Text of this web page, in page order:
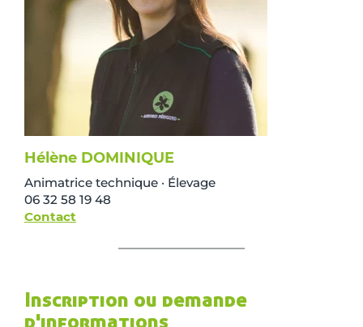
Hélène DOMINIQUE
Animatrice technique · Élevage
06 32 58 19 48
Contact
Inscription ou demande
d'informations